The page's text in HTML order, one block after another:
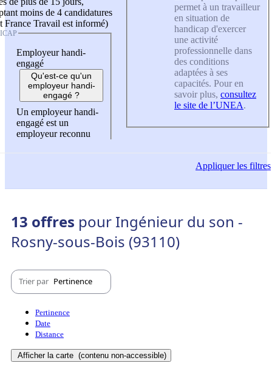
moins de 4 candidatures
France Travail est informé)
Employeur handi-
engagé
Qu'est-ce qu'un
employeur handi-
engagé ?
Un employeur handi-
engagé est un
employeur reconnu
permet à un travailleur
en situation de
handicap d'exercer
une activité
professionnelle dans
des conditions
adaptées à ses
capacités. Pour en
savoir plus, consultez
le site de l’UNEA.
Appliquerles filtres
13 offres pour Ingénieur du son -
Rosny-sous-Bois (93110)
Trier par Pertinence
Pertinence
Date
Distance
Afficher la carte (contenu non-accessible)